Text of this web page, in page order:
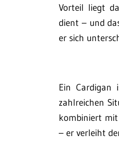
Vorteil liegt
dient – und
er sich
Ein Cardigan
zahlreichen
kombiniert
– er verleiht